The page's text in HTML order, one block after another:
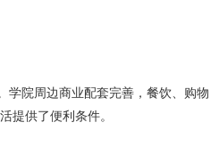
学院周边商业配套完善，餐饮、购物
提供了便利条件。